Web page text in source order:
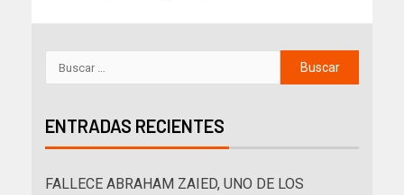
ENTRADAS RECIENTES
FALLECE ABRAHAM ZAIED, UNO DE LOS